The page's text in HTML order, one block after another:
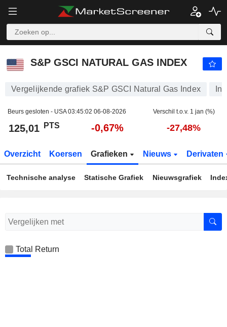
S&P GSCI NATURAL GAS INDEX
Vergelijkende grafiek S&P GSCI Natural Gas Index
Beurs gesloten - USA03:45:02 06-08-2026 Verschil t.o.v. 1 jan (%)
125,01 PTS -0,67% -27,48%
Overzicht Koersen Grafieken Nieuws Derivaten
Technische analyse Statische Grafiek Nieuwsgrafiek
Total Return